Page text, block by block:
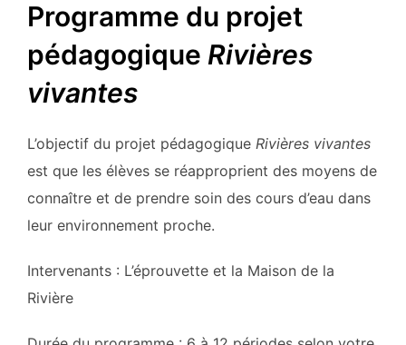
Programme du projet
pédagogique Rivières
vivantes
L’objectif du projet pédagogique Rivières vivantes
est que les élèves se réapproprient des moyens de
connaître et de prendre soin des cours d’eau dans
leur environnement proche.
Intervenants : L’éprouvette et la Maison de la
Rivière